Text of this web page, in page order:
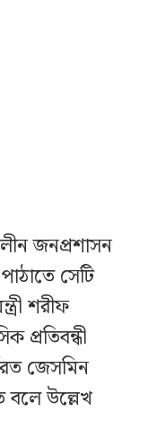
জনপ্রশাসন
সেটি
শরীফ
প্রতিবন্ধী
জেসমিন
বলে উল্লেখ